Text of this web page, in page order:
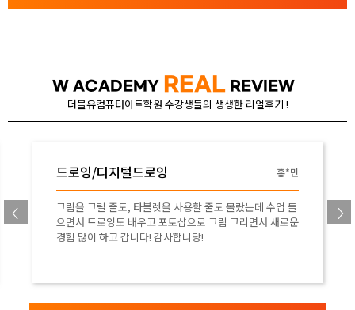
W ACADEMY REAL REVIEW
더블유컴퓨터아트학원 수강생들의 생생한 리얼후기 !
드로잉/디지털드로잉 홍*민
그림을 그릴 줄도, 타블렛을 사용할 줄도 몰랐는데 수업 들
으면서 드로잉도 배우고 포토샵으로 그림 그리면서 새로운
경험 많이 하고 갑니다! 감사합니당!